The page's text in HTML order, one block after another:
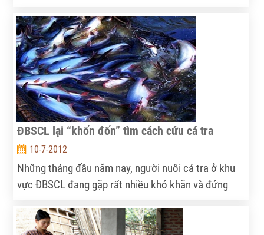
trò quan trọng của tam nông.
ĐBSCL lại “khốn đốn” tìm cách cứu cá tra
10-7-2012
Những tháng đầu năm nay, người nuôi cá tra ở khu
vực ĐBSCL đang gặp rất nhiều khó khăn và đứng
hơn giá thành.